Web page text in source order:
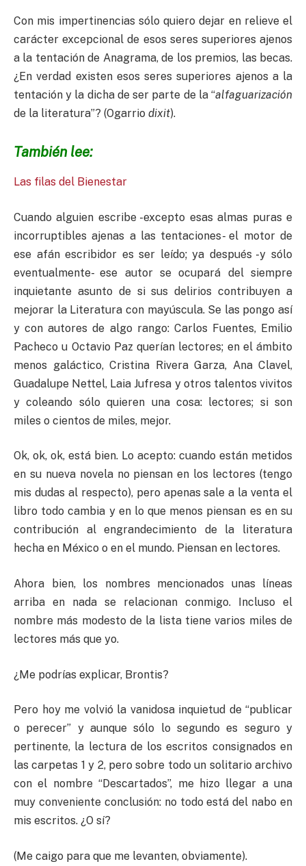
Con mis impertinencias sólo quiero dejar en relieve el
carácter excepcional de esos seres superiores ajenos
a la tentación de Anagrama, de los premios, las becas.
¿En verdad existen esos seres superiores ajenos a la
tentación y la dicha de ser parte de la “alfaguarización
de la literatura”? (Ogarrio dixit).
También lee:
Las filas del Bienestar
Cuando alguien escribe -excepto esas almas puras e
incorruptibles ajenas a las tentaciones- el motor de
ese afán escribidor es ser leído; ya después -y sólo
eventualmente- ese autor se ocupará del siempre
inquietante asunto de si sus delirios contribuyen a
mejorar la Literatura con mayúscula. Se las pongo así
y con autores de algo rango: Carlos Fuentes, Emilio
Pacheco u Octavio Paz querían lectores; en el ámbito
menos galáctico, Cristina Rivera Garza, Ana Clavel,
Guadalupe Nettel, Laia Jufresa y otros talentos vivitos
y coleando sólo quieren una cosa: lectores; si son
miles o cientos de miles, mejor.
Ok, ok, ok, está bien. Lo acepto: cuando están metidos
en su nueva novela no piensan en los lectores (tengo
mis dudas al respecto), pero apenas sale a la venta el
libro todo cambia y en lo que menos piensan es en su
contribución al engrandecimiento de la literatura
hecha en México o en el mundo. Piensan en lectores.
Ahora bien, los nombres mencionados unas líneas
arriba en nada se relacionan conmigo. Incluso el
nombre más modesto de la lista tiene varios miles de
lectores más que yo.
¿Me podrías explicar, Brontis?
Pero hoy me volvió la vanidosa inquietud de “publicar
o perecer” y aunque sólo lo segundo es seguro y
pertinente, la lectura de los escritos consignados en
las carpetas 1 y 2, pero sobre todo un solitario archivo
con el nombre “Descartados”, me hizo llegar a una
muy conveniente conclusión: no todo está del nabo en
mis escritos. ¿O sí?
(Me caigo para que me levanten, obviamente).